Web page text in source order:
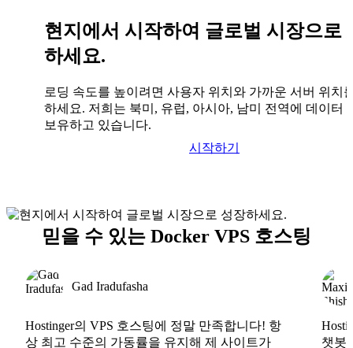
현지에서 시작하여 글로벌 시장으로
하세요.
로딩 속도를 높이려면 사용자 위치와 가까운 서버 위치
하세요. 저희는 북미, 유럽, 아시아, 남미 전역에 데이터
보유하고 있습니다.
시작하기
믿을 수 있는 Docker VPS 호스팅
Gad Iradufasha
Hostinger의 VPS 호스팅에 정말 만족합니다! 항
상 최고 수준의 가동률을 유지해 제 사이트가
챗봇